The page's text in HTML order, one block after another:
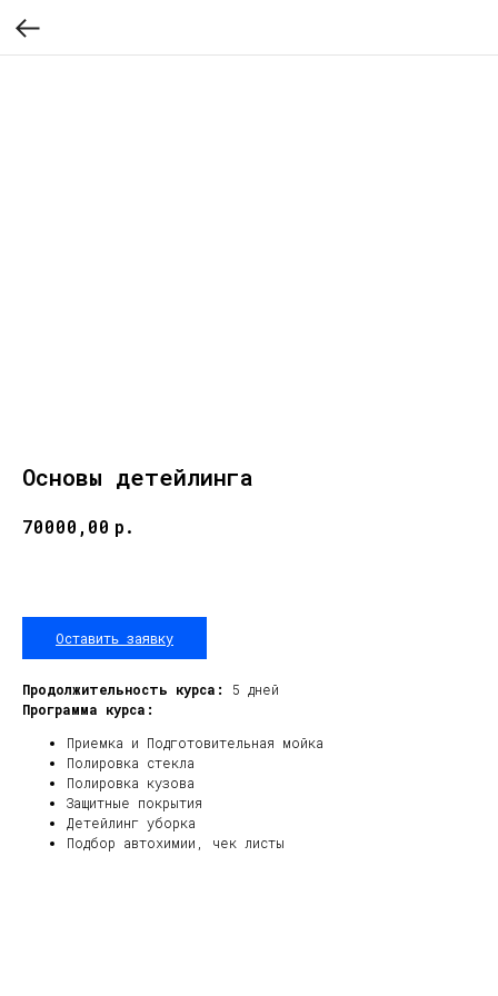
Основы детейлинга
70000,00 р.
Оставить заявку
Продолжительность курса:
5 дней
Программа курса:
Приемка и Подготовительная мойка
Полировка стекла
Полировка кузова
Защитные покрытия
Детейлинг уборка
Подбор автохимии, чек листы